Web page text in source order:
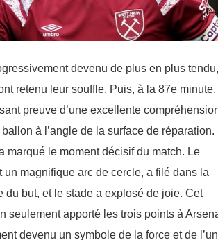
devenu de plus en plus
retenu leur souffle. Puis, à la 87e minute,
preuve d’une excellente
à l’angle de la surface de réparation.
marqué le moment décisif du match. Le
un magnifique arc de cercle, a filé dans la
du but, et le stade a explosé de joie. Cet
seulement apporté les trois points à
devenu un symbole de la force et de